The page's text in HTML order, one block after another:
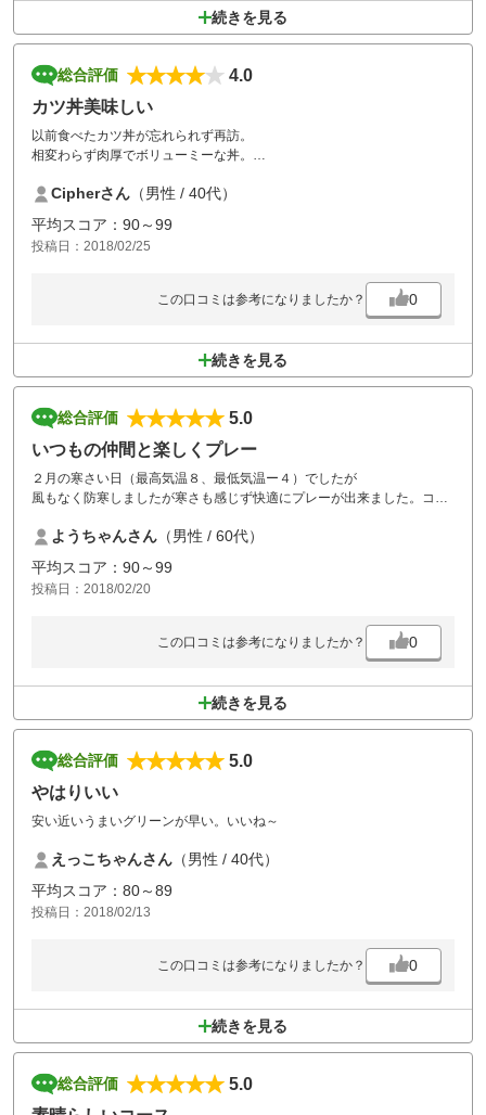
続きを見る
総合評価
4.0
カツ丼美味しい
以前食べたカツ丼が忘れられず再訪。
相変わらず肉厚でボリューミーな丼。
さてその他は、
スタートが20分ほど遅れ、その後も各ホール待たされました。詰め込み
すぎ？
い抜いたと文句を言われる始末。
Cipherさん （男性 / 40代）
平均スコア：90～99
投稿日：2018/02/25
この口コミは参考になりましたか？ 0
続きを見る
総合評価
5.0
いつもの仲間と楽しくプレー
２月の寒さい日（最高気温８、最低気温ー４）でしたが
風もなく防寒しましたが寒さも感じず快適にプレーが出来ました。コー
り、ブラインドありで戦略的にも面白く楽しめました。お世話様でし
た。
ようちゃんさん （男性 / 60代）
平均スコア：90～99
投稿日：2018/02/20
この口コミは参考になりましたか？ 0
続きを見る
総合評価
5.0
やはりいい
安い近いうまいグリーンが早い。いいね～
えっこちゃんさん （男性 / 40代）
平均スコア：80～89
投稿日：2018/02/13
この口コミは参考になりましたか？ 0
続きを見る
総合評価
5.0